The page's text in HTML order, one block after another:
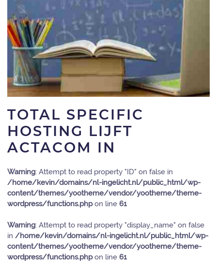
TOTAL SPECIFIC
HOSTING LIJFT
ACTACOM IN
Warning: Attempt to read property "ID" on false in
/home/kevin/domains/nl-ingelicht.nl/public_html/wp-
content/themes/yootheme/vendor/yootheme/theme-
wordpress/functions.phpon line 61
Warning: Attempt to read property "display_name" on false
in /home/kevin/domains/nl-ingelicht.nl/public_html/wp-
content/themes/yootheme/vendor/yootheme/theme-
wordpress/functions.phpon line 61